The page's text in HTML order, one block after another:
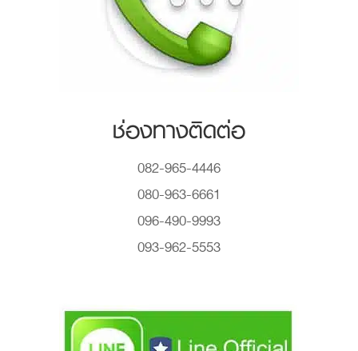
ช่องทางติดต่อ
082-965-4446
093-962-5553